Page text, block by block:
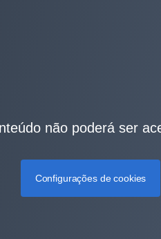
não poderá ser
Configurações de cookies